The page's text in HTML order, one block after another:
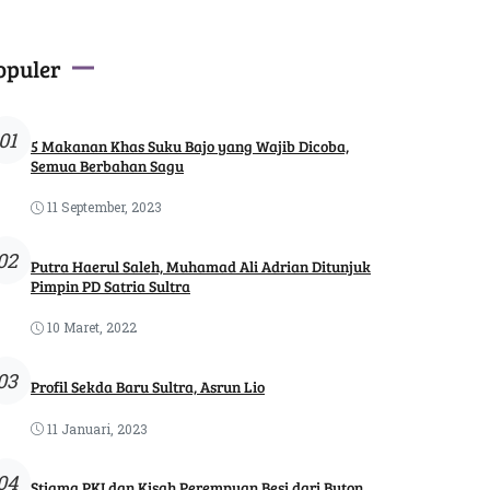
01
5 Makanan Khas Suku Bajo yang Wajib Dicoba,
Semua Berbahan Sagu
11 September, 2023
Putra Haerul Saleh, Muhamad Ali Adrian Ditunjuk
Pimpin PD Satria Sultra
10 Maret, 2022
Profil Sekda Baru Sultra, Asrun Lio
11 Januari, 2023